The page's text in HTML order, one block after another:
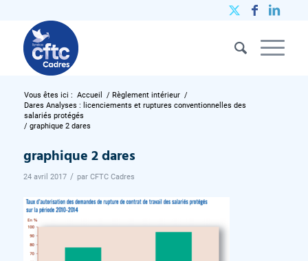
Vous êtes ici : Accueil / Règlement intérieur /
Dares Analyses : licenciements et ruptures conventionnelles des
salariés protégés
/ graphique 2 dares
graphique 2 dares
24 avril 2017 / par CFTC Cadres